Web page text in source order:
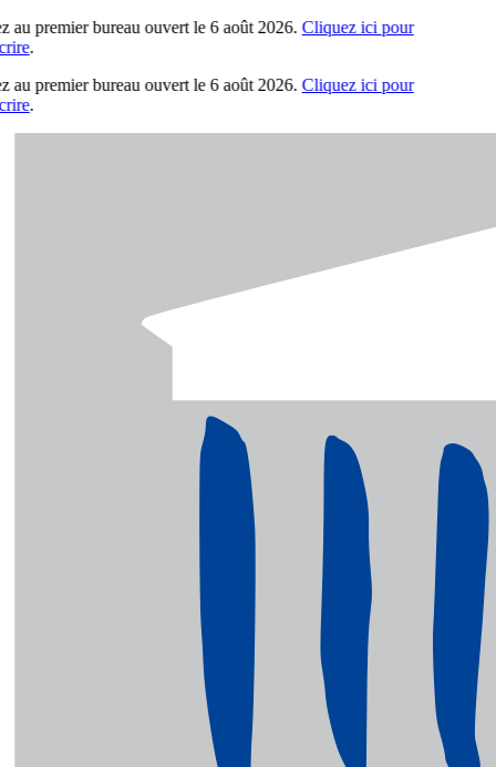
premier bureau ouvert le 6 août 2026.Cliquez ici pour
.
premier bureau ouvert le 6 août 2026.Cliquez ici pour
.